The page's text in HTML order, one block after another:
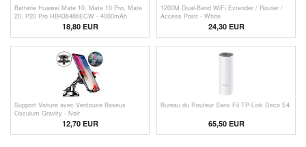
Batterie Huawei Mate 10, Mate 10 Pro, Mate
20, P20 Pro HB436486ECW - 4000mAh
18,80 EUR
1200M Dual-Band WiFi Extender / Router /
Access Point - White
24,30 EUR
Support Voiture avec Ventouse Baseus
Osculum Gravity - Noir
12,70 EUR
Bureau du Routeur Sans Fil TP-Link Deco E4
65,50EUR